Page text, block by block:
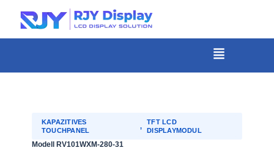
Wähle
Menü
KAPAZITIVES
TOUCHPANEL
,
TFT LCD
DISPLAYMODUL
Modell RV101WXM-280-31